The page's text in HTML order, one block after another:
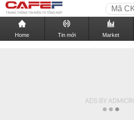
Home Tin mới Market